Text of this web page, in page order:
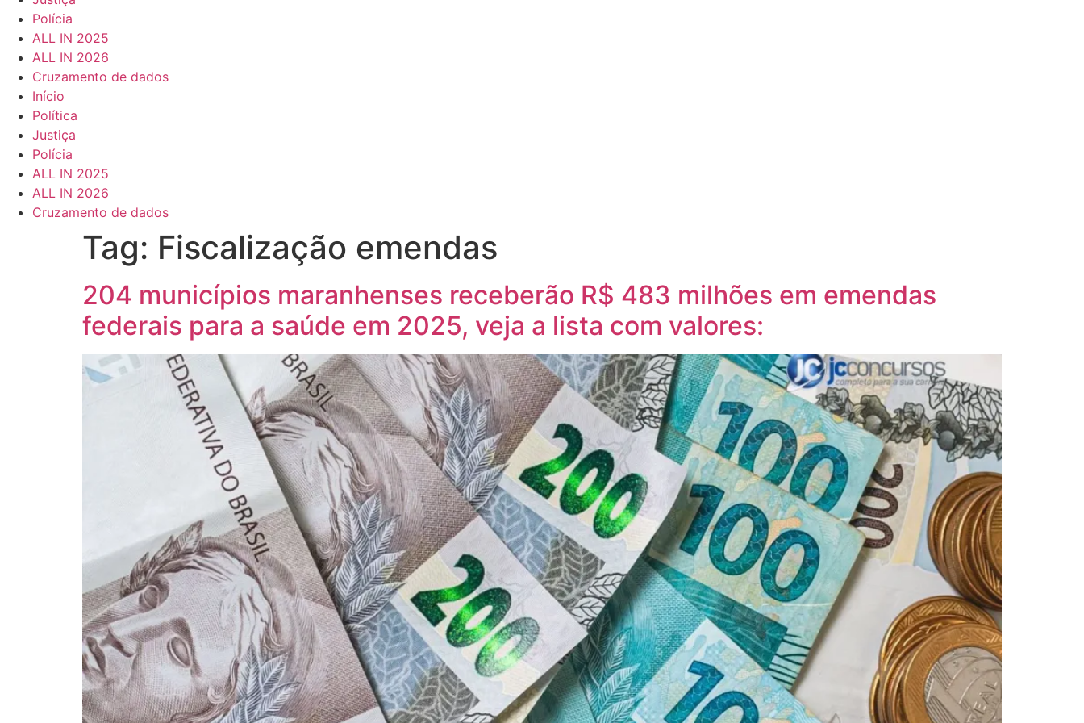
Polícia
ALL IN 2025
ALL IN 2026
Cruzamento de dados
Início
Política
Justiça
Polícia
ALL IN 2025
ALL IN 2026
Cruzamento de dados
Tag: Fiscalização emendas
204 municípios maranhenses receberão R$ 483 milhões em emendas
federais para a saúde em 2025, veja a lista com valores: